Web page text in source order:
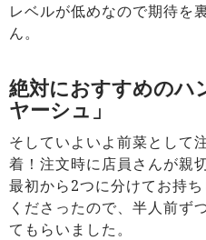
レベルが低めなので期待を
ん。
絶対におすすめのハ
ヤーシュ」
そしていよいよ前菜として
着！注文時に店員さんが親
最初から2つに分けてお持
くださったので、半人前ず
てもらいました。